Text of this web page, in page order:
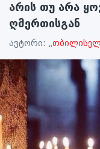
არის თუ არა
ღმერთისგან
ავტორი: